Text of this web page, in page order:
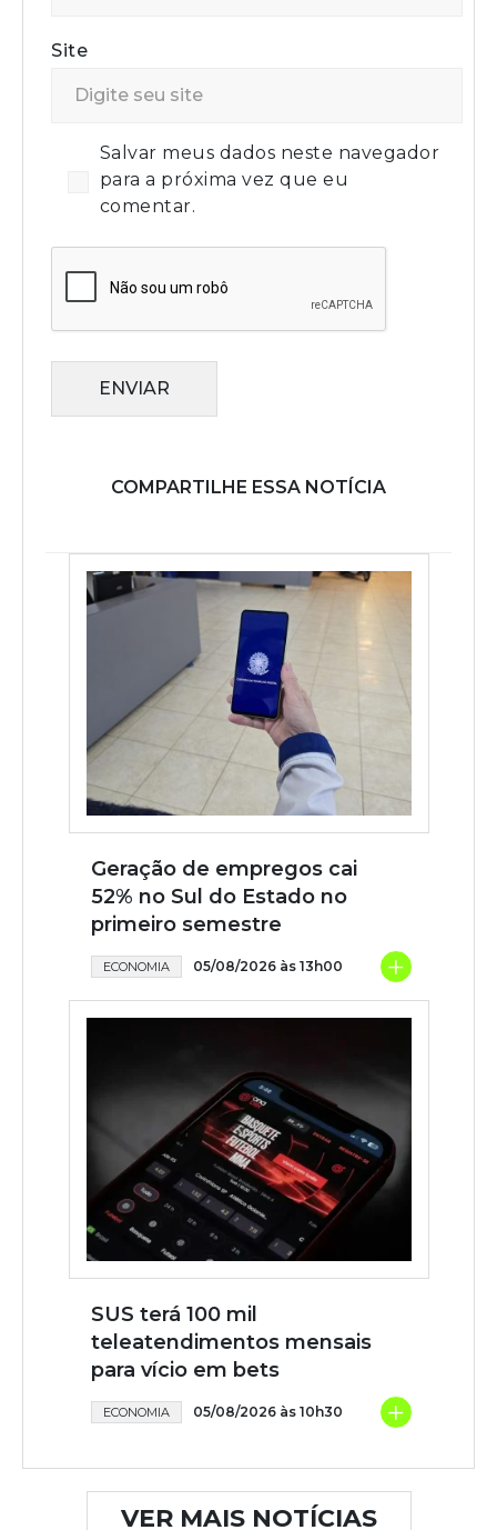
Site
Salvar meus dados neste navegador
para a próxima vez que eu
comentar.
ENVIAR
COMPARTILHE ESSA NOTÍCIA
Geração de empregos cai
52% no Sul do Estado no
primeiro semestre
ECONOMIA 05/08/2026 às 13h00 +
SUS terá 100 mil
teleatendimentos mensais
para vício em bets
ECONOMIA 05/08/2026 às 10h30 +
VER MAIS NOTÍCIAS